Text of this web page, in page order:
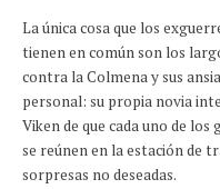
La única cosa que los
tienen en común son los
contra la Colmena y sus
personal: su propia novia
Viken de que cada uno de
se reúnen en la estación de
sorpresas no deseadas.